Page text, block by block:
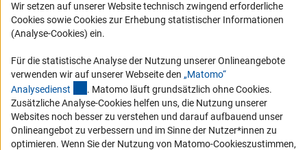
Logo und Corporate Design
RSS-Feeds
Vergabeverfahren
Barrierefreiheit
Service und Informationen für Menschen mit Behinderungen
Erklärung zur Barrierefreiheit
Wir setzen auf unserer Website technisch zwingend erforderliche
Cookies sowie Cookies zur Erhebung statistischer Informationen
(Analyse-Cookies) ein.
Für die statistische Analyse der Nutzung unserer Onlineangebote
verwenden wir auf unserer Webseite den „Matomo“
Analysedienst (externer Link)
. Matomo läuft grundsätzlich ohne Cookies.
Zusätzliche Analyse-Cookies helfen uns, die Nutzung unserer
Websites noch besser zu verstehen und darauf aufbauend unser
Onlineangebot zu verbessern und im Sinne der Nutzer*innen zu
optimieren. Wenn Sie der Nutzung von Matomo-Cookieszustimmen,